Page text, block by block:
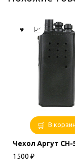
В
Чехол Аргут CH-
1500 ₽